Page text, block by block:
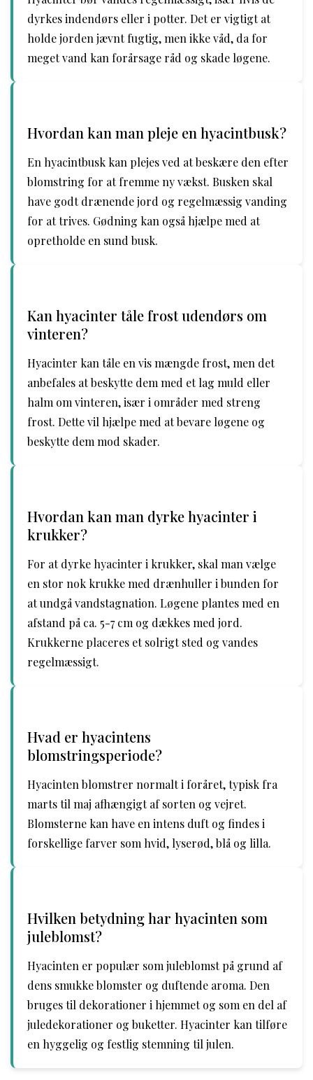
dyrkes indendørs eller i potter. Det er vigtigt at
holde jorden jævnt fugtig, men ikke våd, da for
meget vand kan forårsage råd og skade løgene.
Hvordan kan man pleje en hyacintbusk?
En hyacintbusk kan plejes ved at beskære den efter
blomstring for at fremme ny vækst. Busken skal
have godt drænende jord og regelmæssig vanding
for at trives. Gødning kan også hjælpe med at
opretholde en sund busk.
Kan hyacinter tåle frost udendørs om
vinteren?
Hyacinter kan tåle en vis mængde frost, men det
anbefales at beskytte dem med et lag muld eller
halm om vinteren, især i områder med streng
frost. Dette vil hjælpe med at bevare løgene og
beskytte dem mod skader.
Hvordan kan man dyrke hyacinter i
krukker?
For at dyrke hyacinter i krukker, skal man vælge
en stor nok krukke med drænhuller i bunden for
at undgå vandstagnation. Løgene plantes med en
afstand på ca. 5-7 cm og dækkes med jord.
Krukkerne placeres et solrigt sted og vandes
regelmæssigt.
Hvad er hyacintens
blomstringsperiode?
Hyacinten blomstrer normalt i foråret, typisk fra
marts til maj afhængigt af sorten og vejret.
Blomsterne kan have en intens duft og findes i
forskellige farver som hvid, lyserød, blå og lilla.
Hvilken betydning har hyacinten som
juleblomst?
Hyacinten er populær som juleblomst på grund af
dens smukke blomster og duftende aroma. Den
bruges til dekorationer i hjemmet og som en del af
juledekorationer og buketter. Hyacinter kan tilføre
en hyggelig og festlig stemning til julen.